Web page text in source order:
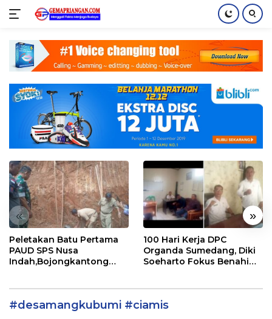
content
« »
Peletakan Batu Pertama
PAUD SPS Nusa
Indah,Bojongkantong
Anak Usia Dini.
100 Hari Kerja DPC
Organda Sumedang, Diki
Soeharto Fokus Benahi
#desamangkubumi #ciamis